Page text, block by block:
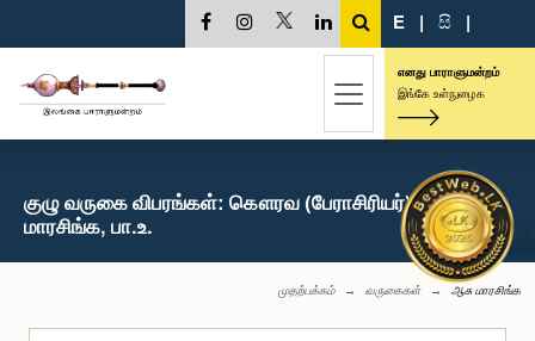
E | සි |
எனது பாராளுமன்றம்
இங்கே உள்நுழைக
குழு வருகை விபரங்கள்: கௌரவ (பேராசிரியர்) ஆசு
மாரசிங்க, பா.உ.
முதற்பக்கம் வருகைகள் ஆசு மாரசிங்க